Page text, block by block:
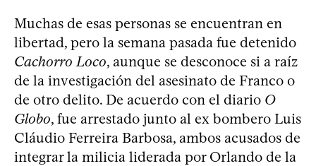
Muchas de esas personas se encuentran en
libertad, pero la semana pasada fue detenido
Cachorro Loco, aunque se desconoce si a raíz
de la investigación del asesinato de Franco o
de otro delito. De acuerdo con el diario O
Globo, fue arrestado junto al ex bombero Luis
Cláudio Ferreira Barbosa, ambos acusados de
integrar la milicia liderada por Orlando de la